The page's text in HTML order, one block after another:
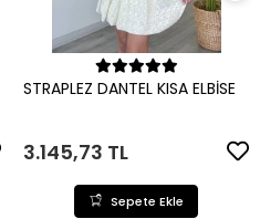
Sepete Ekle
STRAPLEZ DANTEL KISA ELBİSE
3.145,73 TL
Sepete Ekle